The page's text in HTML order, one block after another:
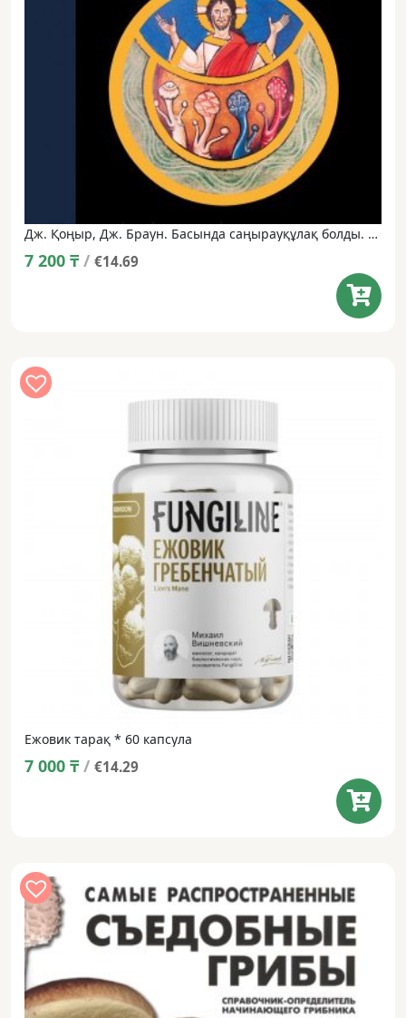
Дж. Қоңыр, Дж. Браун. Басында саңырауқұлақ болды. Психоделические інжіл: тайная история галлюциногенов христиандық.
7 200 ₸ / €14.69
Ежовик тарақ * 60 капсула
7 000 ₸ / €14.29